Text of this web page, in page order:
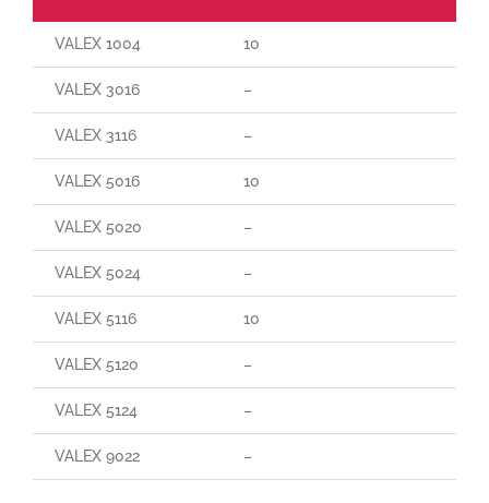
VALEX 1004 10
VALEX 3016 –
VALEX 3116 –
VALEX 5016 10
VALEX 5020 –
VALEX 5024 –
VALEX 5116 10
VALEX 5120 –
VALEX 5124 –
VALEX 9022 –